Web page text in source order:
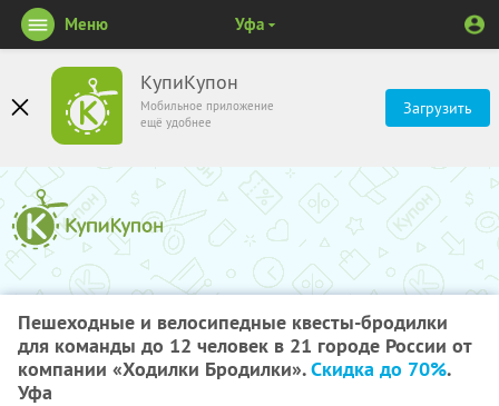
КупиКупон
Мобильное приложение
ещё удобнее
Загрузить
Меню Уфа
Пешеходные и велосипедные квесты-бродилки
для команды до 12 человек в 21 городе России от
компании «Ходилки Бродилки».Скидка до 70%.
Уфа